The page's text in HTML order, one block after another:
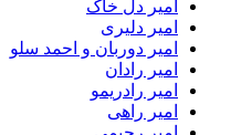
امیر دل خاک
امیر دلیری
امیر دوربان و احمد سلو
امیر رادان
امیر رادریمو
امیر راهی